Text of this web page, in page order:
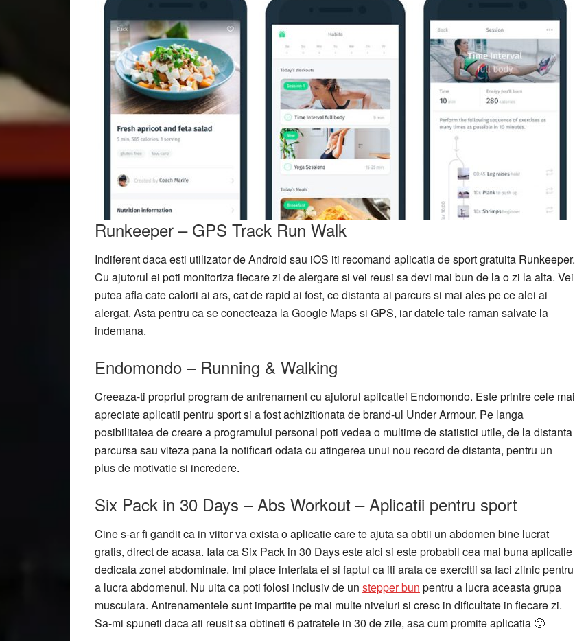
Runkeeper – GPS Track Run Walk
Indiferent daca esti utilizator de Android sau iOS iti recomand aplicatia de sport gratuita Runkeeper.
Cu ajutorul ei poti monitoriza fiecare zi de alergare si vei reusi sa devi mai bun de la o zi la alta. Vei
putea afla cate calorii ai ars, cat de rapid ai fost, ce distanta ai parcurs si mai ales pe ce alei ai
alergat. Asta pentru ca se conecteaza la Google Maps si GPS, iar datele tale raman salvate la
indemana.
Endomondo – Running & Walking
Creeaza-ti propriul program de antrenament cu ajutorul aplicatiei Endomondo. Este printre cele mai
apreciate aplicatii pentru sport si a fost achizitionata de brand-ul Under Armour. Pe langa
posibilitatea de creare a programului personal poti vedea o multime de statistici utile, de la distanta
parcursa sau viteza pana la notificari odata cu atingerea unui nou record de distanta, pentru un
plus de motivatie si incredere.
Six Pack in 30 Days – Abs Workout – Aplicatii pentru sport
Cine s-ar fi gandit ca in viitor va exista o aplicatie care te ajuta sa obtii un abdomen bine lucrat
gratis, direct de acasa. Iata ca Six Pack in 30 Days este aici si este probabil cea mai buna aplicatie
dedicata zonei abdominale. Imi place interfata ei si faptul ca iti arata ce exercitii sa faci zilnic pentru
a lucra abdomenul. Nu uita ca poti folosi inclusiv de un stepper bun pentru a lucra aceasta grupa
musculara. Antrenamentele sunt impartite pe mai multe niveluri si cresc in dificultate in fiecare zi.
Sa-mi spuneti daca ati reusit sa obtineti 6 patratele in 30 de zile, asa cum promite aplicatia 🙂